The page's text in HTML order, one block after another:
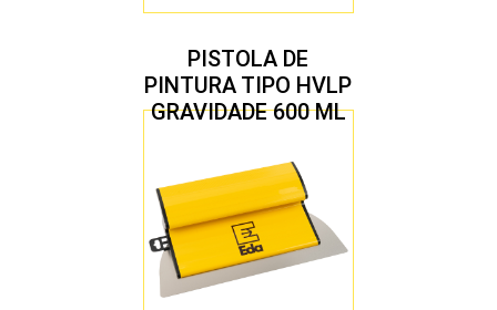
PISTOLA DE
PINTURA TIPO HVLP
GRAVIDADE 600 ML
1,7 MM